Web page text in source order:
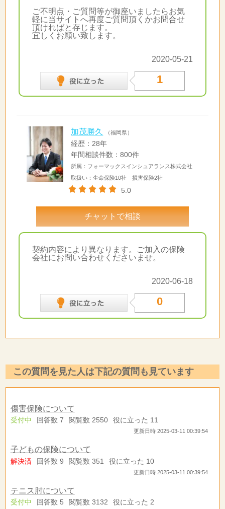
ご不明点・ご質問等が御座いましたらお気
軽に当サイトへ再度ご質問頂くかお問合せ
頂ければと存じます。
宜しくお願い致します。
2020-05-21
1
加茂勝久 （福岡県）
経歴：28年
年間相談件数：800件
所属：フォーマックスインシュアランス株式会社
取扱い：生命保険10社 損害保険2社
5.0
チャットで相談
契約内容により異なります。ご加入の保険
会社にお問い合わせくださいませ。
2020-06-18
0
この質問を見た人は下記の質問も見ています
傷害保険について
受付中 回答数 7 閲覧数 2550 役に立った 11
更新日時 2025-03-11 00:39:54
子どもの保険について
解決済 回答数 9 閲覧数 351 役に立った 10
更新日時 2025-03-11 00:39:54
テニス肘について
受付中 回答数 5 閲覧数 3132 役に立った 2